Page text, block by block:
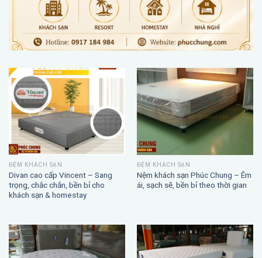
ĐỆM KHÁCH SẠN
Divan cao cấp Vincent – Sang
trọng, chắc chắn, bền bỉ cho
khách sạn & homestay
ĐỆM KHÁCH SẠN
Nệm khách sạn Phúc Chung – Êm
ái, sạch sẽ, bền bỉ theo thời gian